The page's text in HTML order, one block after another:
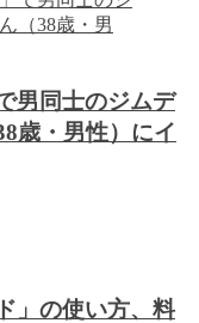
男同士のジムデ
歳・男性）にイ
」の使い方、料